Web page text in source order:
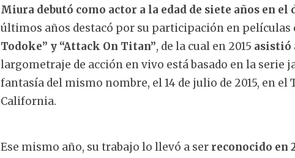
Miura debutó como actor a la edad de siete años en el
últimos años destacó por su participación en películas
Todoke” y “Attack On Titan”, de la cual en 2015 asistió
largometraje de acción en vivo está basado en la serie
fantasía del mismo nombre, el 14 de julio de 2015, en
California.
Ese mismo año, su trabajo lo llevó a ser reconocido en